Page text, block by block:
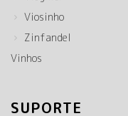
Viosinho
Zinfandel
Vinhos
SUPORTE